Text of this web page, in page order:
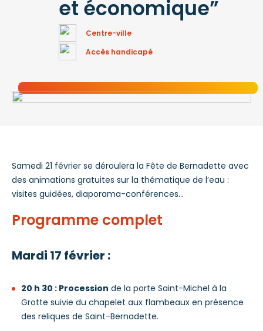
et économique”
Centre-ville
Accès handicapé
Samedi 21 février se déroulera la Fête de Bernadette avec
des animations gratuites sur la thématique de l’eau :
visites guidées, diaporama-conférences…
Programme complet
Mardi 17 février :
20 h 30 : Procession de la porte Saint-Michel à la
Grotte suivie du chapelet aux flambeaux en présence
des reliques de Saint-Bernadette.